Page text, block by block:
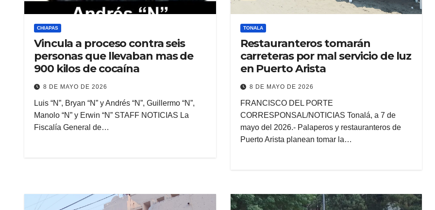
CHIAPAS
Vincula a proceso contra seis
personas que llevaban mas de
900 kilos de cocaína
8 DE MAYO DE 2026
Luis “N”, Bryan “N” y Andrés “N”, Guillermo “N”,
Manolo “N” y Erwin “N” STAFF NOTICIAS La
Fiscalía General de…
TONALA
Restauranteros tomarán
carreteras por mal servicio de luz
en Puerto Arista
8 DE MAYO DE 2026
FRANCISCO DEL PORTE
CORRESPONSAL/NOTICIAS Tonalá, a 7 de
mayo del 2026.- Palaperos y restauranteros de
Puerto Arista planean tomar la…